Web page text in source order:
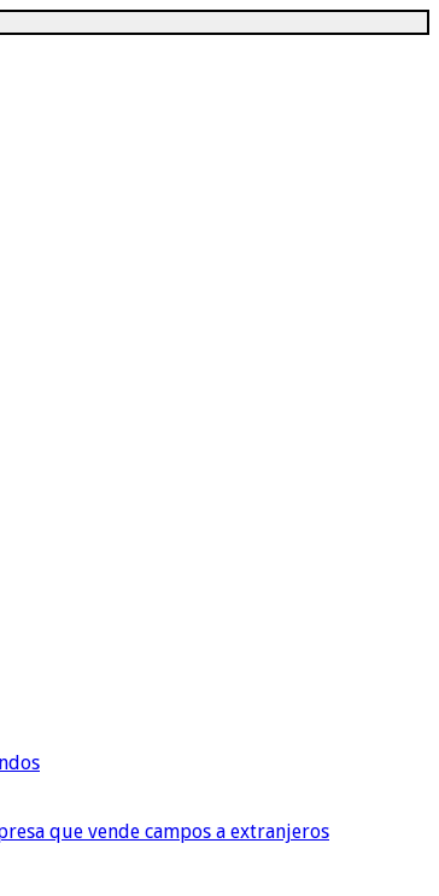
que vende campos a extranjeros